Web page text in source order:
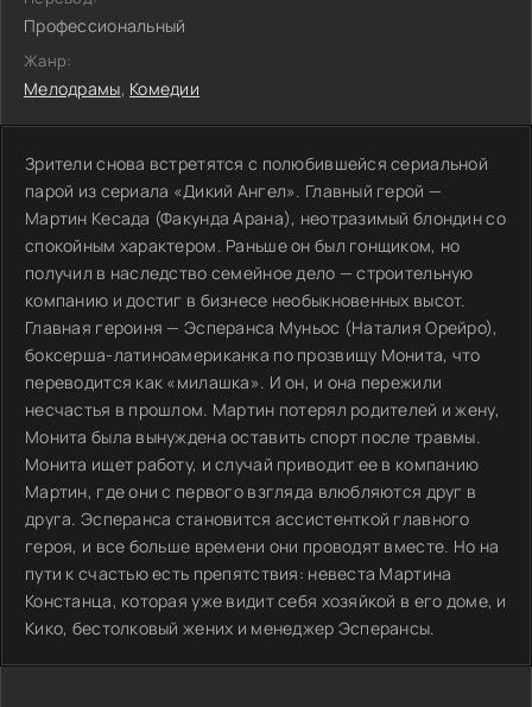
Профессиональный
Жанр:
Мелодрамы, Комедии
Зрители снова встретятся с полюбившейся сериальной
парой из сериала «Дикий Ангел». Главный герой —
Мартин Кесада (Факунда Арана), неотразимый блондин со
спокойным характером. Раньше он был гонщиком, но
получил в наследство семейное дело — строительную
компанию и достиг в бизнесе необыкновенных высот.
Главная героиня — Эсперанса Муньос (Наталия Орейро),
боксерша-латиноамериканка по прозвищу Монита, что
переводится как «милашка». И он, и она пережили
несчастья в прошлом. Мартин потерял родителей и жену,
Монита была вынуждена оставить спорт после травмы.
Монита ищет работу, и случай приводит ее в компанию
Мартин, где они с первого взгляда влюбляются друг в
друга. Эсперанса становится ассистенткой главного
героя, и все больше времени они проводят вместе. Но на
пути к счастью есть препятствия: невеста Мартина
Констанца, которая уже видит себя хозяйкой в его доме, и
Кико, бестолковый жених и менеджер Эсперансы.